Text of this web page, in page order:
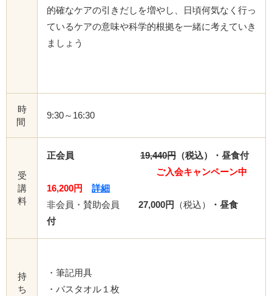
的確なケアの引きだしを増やし、日頃何気なく行っ
ているケアの意味や科学的根拠を一緒に考えていき
ましょう
時
間
9:30～16:30
受
講
料
正会員 19,440円 （税込）・昼食付
ご入会キャンペーン中
16,200円 詳細
非会員・賛助会員 27,000円 （税込）
・昼食
付
持
ち
・筆記用具
・バスタオル１枚